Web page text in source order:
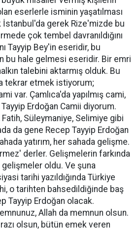
eserlerle isminin yaşatılması
İstanbul'da gerek Rize'mizde bu
çok tembel davranıldığını
Tayyip Bey'in eseridir, bu
bu hale gelmesi eseridir. Bir emri
talebini aktarmış olduk. Bu
tekrar etmek istiyorum;
var. Çamlıca'da yapılmış cami,
Erdoğan Camii diyorum.
Süleymaniye, Selimiye gibi
da gene Recep Tayyip Erdoğan
yatırım, her sahada gelişme.
derler. Gelişmelerin farkında
oldu. Ve şuna
tarihi yazıldığında Türkiye
o tarihten bahsedildiğinde baş
Tayyip Erdoğan olacak.
Allah da memnun olsun.
olsun, bütün emek veren